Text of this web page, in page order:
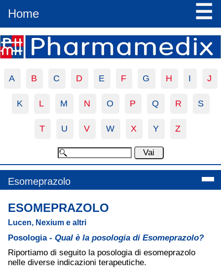
Home ☰
A B C D E F G H I J
K L M N O P Q R S
T U V W X Y Z
Esomeprazolo
ESOMEPRAZOLO
Lucen, Nexium e altri
Posologia - Qual è la posologia di Esomeprazolo?
Riportiamo di seguito la posologia di esomeprazolo
nelle diverse indicazioni terapeutiche.